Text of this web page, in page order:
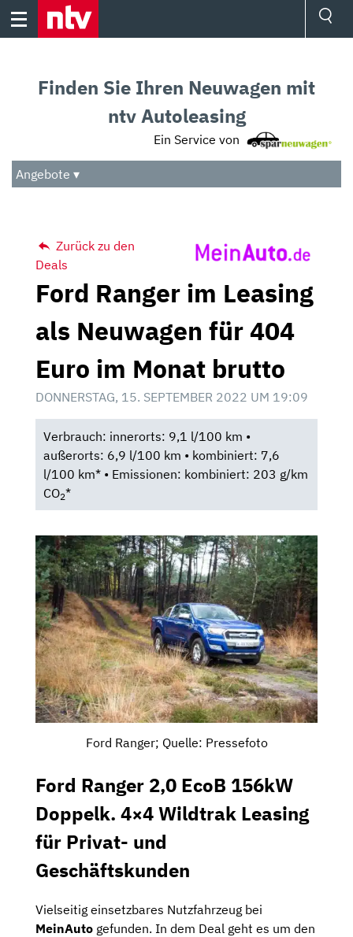
Skip
Audio
Das Beste
Finden Sie Ihren Neuwagen mit
ntv Autoleasing
Ein Service von
Angebote ▾
Zurück zu den
Deals
Ford Ranger im Leasing
als Neuwagen für 404
Euro im Monat brutto
DONNERSTAG, 15. SEPTEMBER 2022 UM 19:09
Verbrauch: innerorts: 9,1 l/100 km •
außerorts: 6,9 l/100 km • kombiniert: 7,6
l/100 km* • Emissionen: kombiniert: 203 g/km
CO2*
Ford Ranger; Quelle: Pressefoto
Ford Ranger 2,0 EcoB 156kW
Doppelk. 4×4 Wildtrak Leasing
für Privat- und
Geschäftskunden
Vielseitig einsetzbares Nutzfahrzeug bei
MeinAuto gefunden. In dem Deal geht es um den